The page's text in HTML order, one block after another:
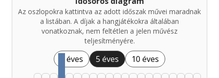
Az oszlopokra kattintva az adott időszak művei maradnak
a listában. A díjak a hangjátékokra általában
vonatkoznak, nem feltétlen a jelen művész
teljesítményére.
1 éves 5 éves 10 éves